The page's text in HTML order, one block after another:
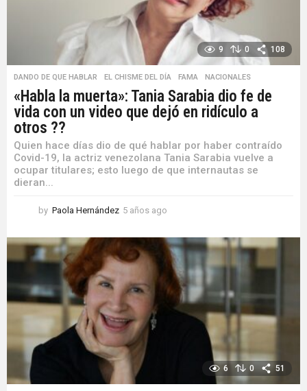
9 0 108
DANDO DE QUE HABLAR ,EL CHISME DEL DÍA ,FAMA ,NACIONALES
«Habla la muerta»: Tania Sarabia dio fe de
vida con un video que dejó en ridículo a
otros ??
Quien hace días dio de qué hablar por haber contraído
Covid-19, la actriz venezolana Tania Sarabia vuelve a
ocupar titulares; esto luego de que internautas se
dieran...
by Paola Hernández 5 años ago
ñ
o
s
g
6 0 51